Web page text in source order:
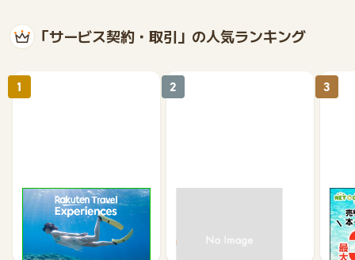
「サービス契約・取引」の人気ランキング
楽天トラベル観光体験
2.5%
1
1.3%
2
【
買取
3